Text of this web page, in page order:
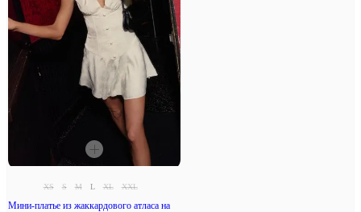
XS S M L XL XXL
Мини-платье из жаккардового атласа на